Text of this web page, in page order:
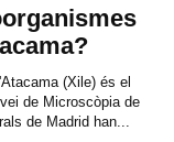
(Xile) és el
de Microscòpia de
de Madrid han...